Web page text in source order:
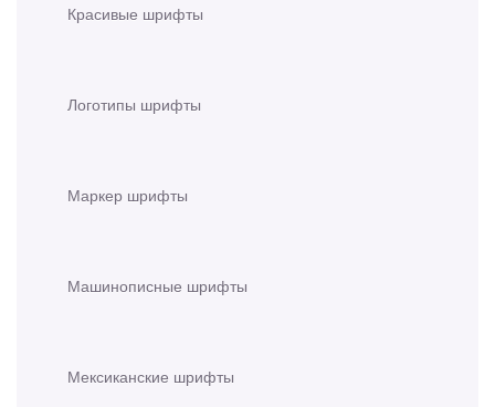
Красивые шрифты
Логотипы шрифты
Маркер шрифты
Машинописные шрифты
Мексиканские шрифты